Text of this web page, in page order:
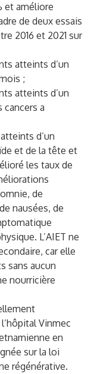
et améliore
de deux essais
2016 et 2021 sur
atteints d’un
;
atteints d’un
cancers a
d’un
et de la tête et
les taux de
de
nausées, de
L’AIET ne
car elle
sans aucun
nourricière
Vinmec
en
sur la loi
régénérative.